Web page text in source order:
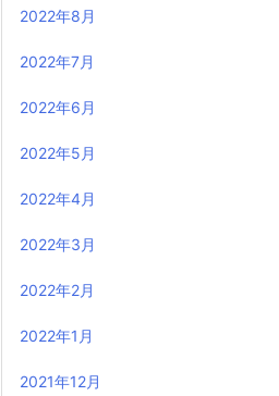
2022年8月
2022年7月
2022年6月
2022年5月
2022年4月
2022年3月
2022年2月
2022年1月
2021年12月